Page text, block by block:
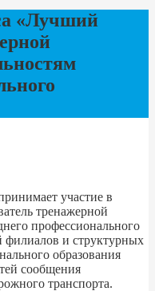
«Лучший
участие в
тренажерной
профессионального
филиалов и структурных
образования
сообщения
транспорта.